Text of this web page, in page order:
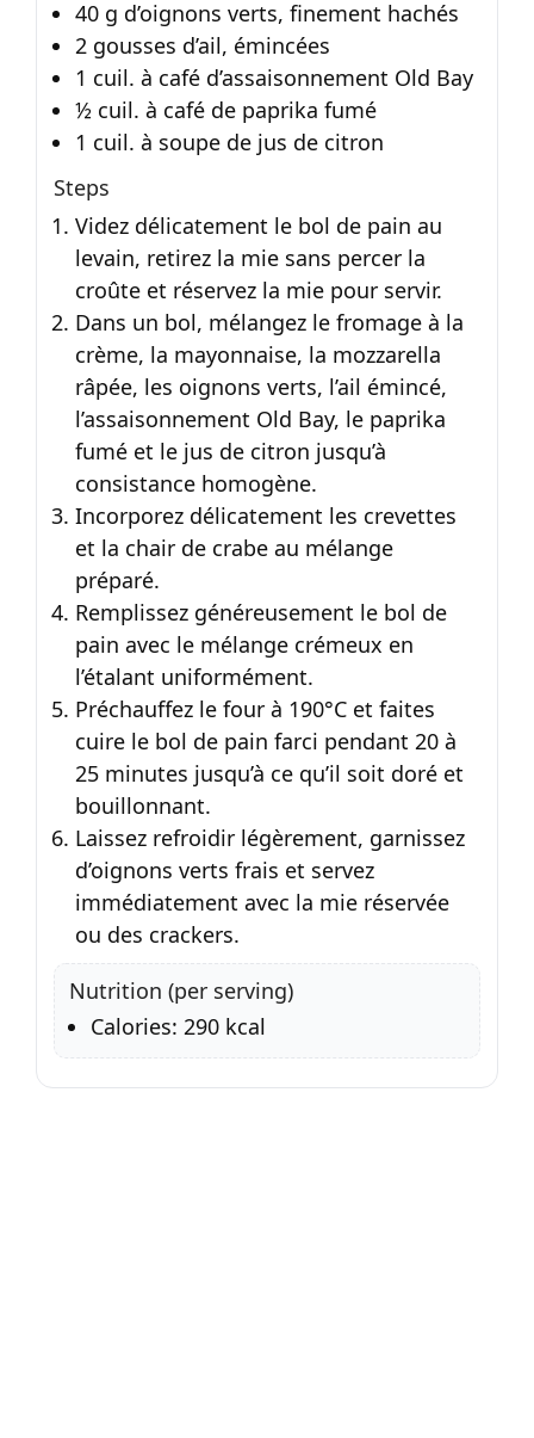
40 g d’oignons verts, finement hachés
2 gousses d’ail, émincées
1 cuil. à café d’assaisonnement Old Bay
½ cuil. à café de paprika fumé
1 cuil. à soupe de jus de citron
Steps
Videz délicatement le bol de pain au
levain, retirez la mie sans percer la
croûte et réservez la mie pour servir.
Dans un bol, mélangez le fromage à la
crème, la mayonnaise, la mozzarella
râpée, les oignons verts, l’ail émincé,
l’assaisonnement Old Bay, le paprika
fumé et le jus de citron jusqu’à
consistance homogène.
Incorporez délicatement les crevettes
et la chair de crabe au mélange
préparé.
Remplissez généreusement le bol de
pain avec le mélange crémeux en
l’étalant uniformément.
Préchauffez le four à 190°C et faites
cuire le bol de pain farci pendant 20 à
25 minutes jusqu’à ce qu’il soit doré et
bouillonnant.
Laissez refroidir légèrement, garnissez
d’oignons verts frais et servez
immédiatement avec la mie réservée
ou des crackers.
Nutrition (per serving)
Calories: 290 kcal